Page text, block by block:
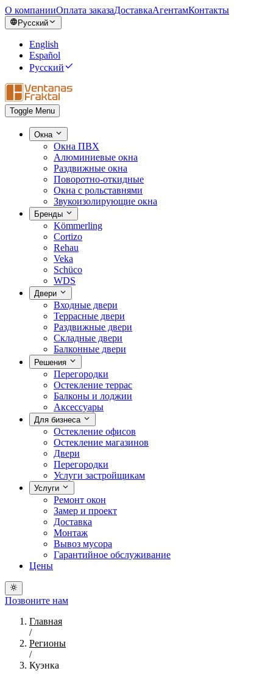
О компанииОплата заказаДоставкаАгентамКонтакты
Русский
English
Español
Русский
Toggle Menu
Окна
Окна ПВХ
Алюминиевые окна
Раздвижные окна
Поворотно-откидные
Окна с рольставнями
Звукоизолирующие окна
Бренды
Kömmerling
Cortizo
Rehau
Veka
Schüco
WDS
Двери
Входные двери
Террасные двери
Раздвижные двери
Складные двери
Балконные двери
Решения
Перегородки
Остекление террас
Балконы и лоджии
Аксессуары
Для бизнеса
Остекление офисов
Остекление магазинов
Двери
Перегородки
Услуги застройщикам
Услуги
Ремонт окон
Замер и проект
Доставка
Монтаж
Вывоз мусора
Гарантийное обслуживание
Цены
Позвоните нам
Главная
/
Регионы
/
Куэнка